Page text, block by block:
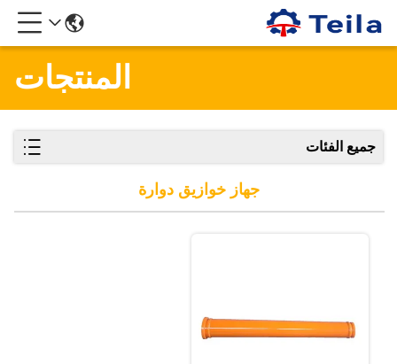
المنتجات
جميع الفئات
جهاز خوازيق دوارة